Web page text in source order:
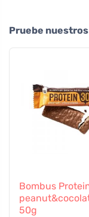
Pruebe
Bombus
50g